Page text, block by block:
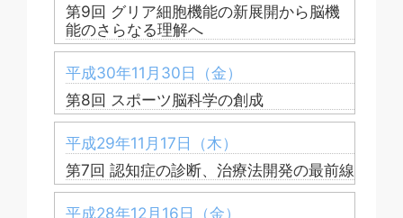
第9回 グリア細胞機能の新展開から脳機
能のさらなる理解へ
平成30年11月30日（金）
第8回 スポーツ脳科学の創成
平成29年11月17日（木）
第7回 認知症の診断、治療法開発の最前線
平成28年12月16日（金）